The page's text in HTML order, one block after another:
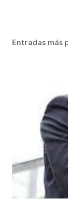
Entradas más